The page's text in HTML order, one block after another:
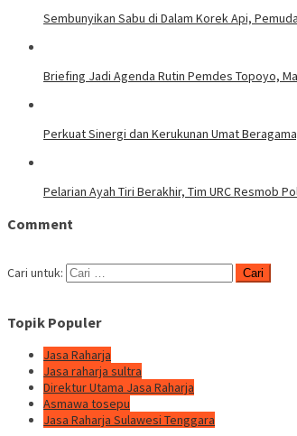
Sembunyikan Sabu di Dalam Korek Api,
Briefing Jadi Agenda Rutin Pemdes Topoyo,
Perkuat Sinergi dan Kerukunan Umat
Pelarian Ayah Tiri Berakhir, Tim URC Resmob
Comment
Cari untuk:
Topik Populer
Jasa Raharja
Jasa raharja sultra
Direktur Utama Jasa Raharja
Asmawa tosepu
Jasa Raharja Sulawesi Tenggara